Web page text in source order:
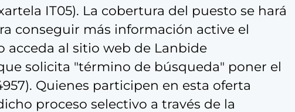
IT05). La cobertura del puesto se hará
conseguir más información active el
acceda al sitio web de Lanbide
solicita "término de búsqueda" poner el
Quienes participen en esta oferta
proceso selectivo a través de la